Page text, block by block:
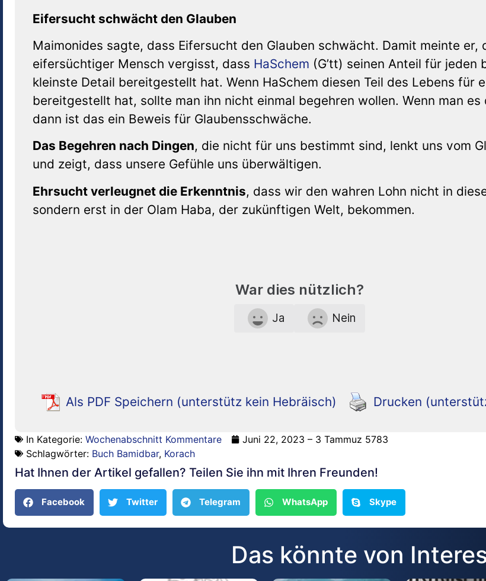
Eifersucht schwächt den Glauben
Maimonides sagte, dass Eifersucht den Glauben schwächt. Damit meinte er,
eifersüchtiger Mensch vergisst, dass HaSchem (G’tt) seinen Anteil für jeden
kleinste Detail bereitgestellt hat. Wenn HaSchem diesen Teil des Lebens für
bereitgestellt hat, sollte man ihn nicht einmal begehren wollen. Wenn man es
dann ist das ein Beweis für Glaubensschwäche.
Das Begehren nach Dingen, die nicht für uns bestimmt sind, lenkt uns vom
und zeigt, dass unsere Gefühle uns überwältigen.
Ehrsucht verleugnet die Erkenntnis, dass wir den wahren Lohn nicht in
sondern erst in der Olam Haba, der zukünftigen Welt, bekommen.
War dies nützlich?
Ja Nein
Als PDF Speichern (unterstütz kein Hebräisch) Drucken
In Kategorie: Wochenabschnitt Kommentare
Juni 22, 2023 – 3 Tammuz 5783
Schlagwörter: Buch Bamidbar, Korach
Hat Ihnen der Artikel gefallen? Teilen Sie ihn mit Ihren Freunden!
Facebook Twitter Telegram WhatsApp Skype
Das könnte von